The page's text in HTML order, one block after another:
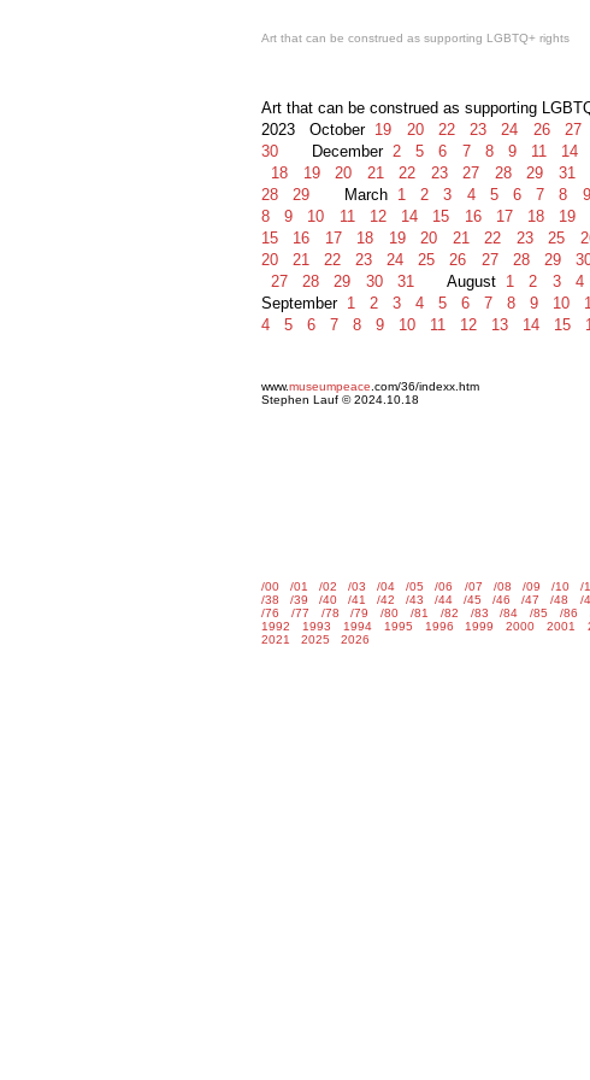
Art that can be construed as supporting LGBTQ+
Art that can be construed as supporting
2023 October19 20 22 23 24 26 27
30 December2 5 6 7 8 9 11 14
18
19 20 21 22 23 27 28 29 31
28
29 March1 2 3 4 5 6 7 8 9
8
9 10 11 12 14 15 16 17 18 19
15
16 17 18 19 20 21 22 23 25
20
21 22 23 24 25 26 27 28 29
27
28 29 30 31August 1 2 3 4
September1 2 3 4 5 6 7 8 9 10
4
5 6 7 8 9 10 11 12 13 14 15
www.museumpeace .com/36/indexx.htm
Stephen Lauf © 2024.10.18
/00 /01 /02 /03 /04 /05 /06 /07 /08 /09 /10 /
/38
/39 /40 /41 /42 /43 /44 /45 /46 /47 /48 /
/76
/77 /78 /79 /80 /81 /82 /83 /84 /85 /86
1992
1993 1994 1995 1996 1999 2000 2001
2021
2025 2026